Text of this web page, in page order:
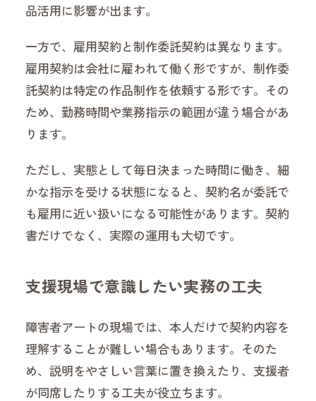
品活用に影響が出ます。
一方で、雇用契約と制作委託契約は異なります。
雇用契約は会社に雇われて働く形ですが、制作委
託契約は特定の作品制作を依頼する形です。その
ため、勤務時間や業務指示の範囲が違う場合があ
ります。
ただし、実態として毎日決まった時間に働き、細
かな指示を受ける状態になると、契約名が委託で
も雇用に近い扱いになる可能性があります。契約
書だけでなく、実際の運用も大切です。
支援現場で意識したい実務の工夫
障害者アートの現場では、本人だけで契約内容を
理解することが難しい場合もあります。そのた
め、説明をやさしい言葉に置き換えたり、支援者
が同席したりする工夫が役立ちます。